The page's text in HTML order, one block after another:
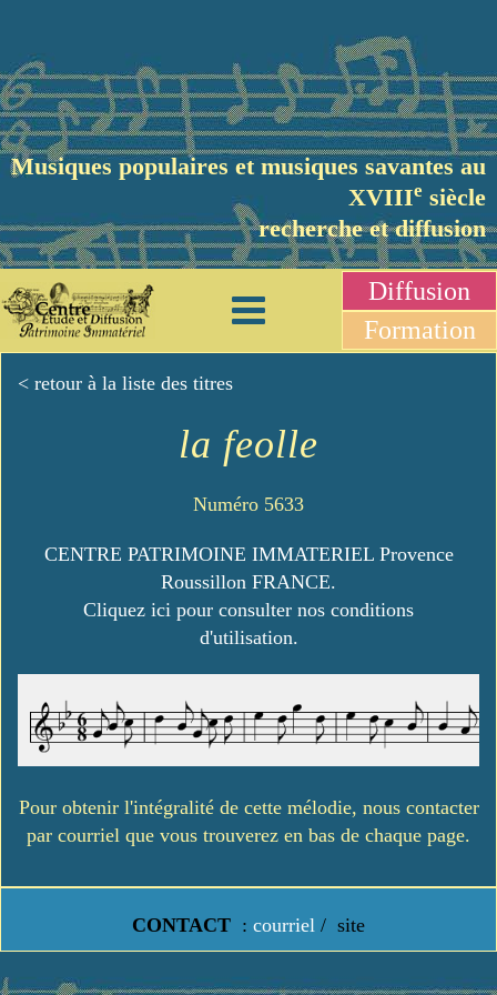
Musiques populaires et musiques savantes au
XVIIIe siècle
recherche et diffusion
Diffusion
Formation
< retour à la liste des titres
la feolle
Numéro 5633
CENTRE PATRIMOINE IMMATERIEL Provence
Roussillon FRANCE.
Cliquez ici pour consulter nos conditions
d'utilisation.
Pour obtenir l'intégralité de cette mélodie, nous contacter
par courriel que vous trouverez en bas de chaque page.
CONTACT : courriel / site
https://www.lavielledanstoussesetats.fr